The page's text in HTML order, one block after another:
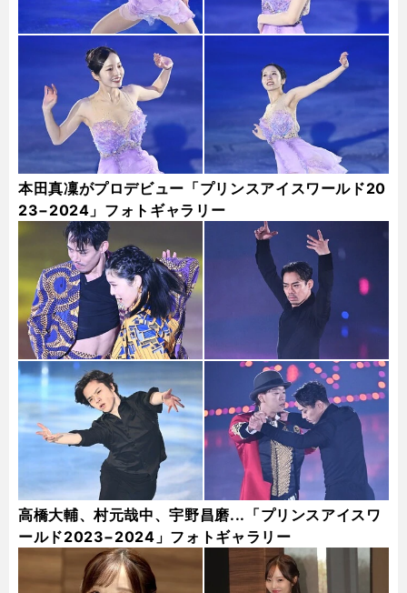
本田真凜がプロデビュー「プリンスアイスワールド20
23−2024」フォトギャラリー
高橋大輔、村元哉中、宇野昌磨...「プリンスアイスワ
ールド2023−2024」フォトギャラリー